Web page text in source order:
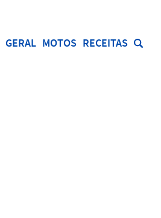
GERAL MOTOS RECEITAS